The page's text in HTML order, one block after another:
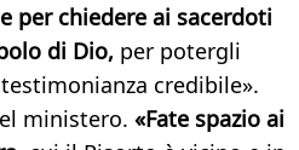
per chiedere ai sacerdoti
di Dio, per potergli
credibile».
ministero. «Fate spazio ai